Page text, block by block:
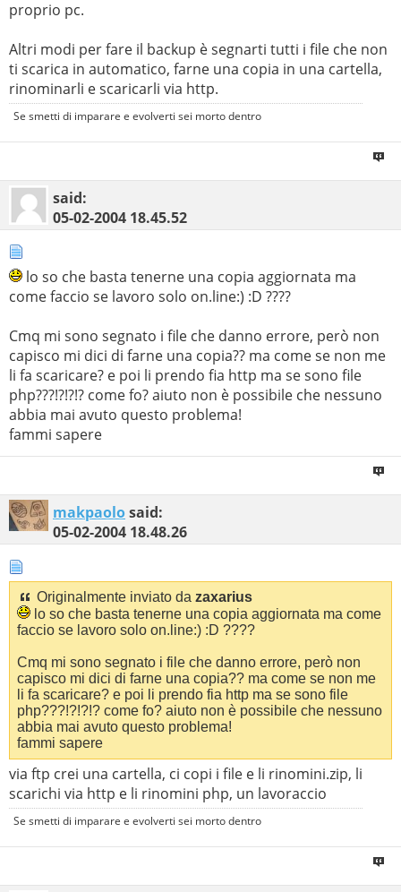
proprio pc.
Altri modi per fare il backup è segnarti tutti i file che non
ti scarica in automatico, farne una copia in una cartella,
rinominarli e scaricarli via http.
Se smetti di imparare e evolverti sei morto dentro
said:
05-02-2004 18.45.52
lo so che basta tenerne una copia aggiornata ma
come faccio se lavoro solo on.line:) :D ????
Cmq mi sono segnato i file che danno errore, però non
capisco mi dici di farne una copia?? ma come se non me
li fa scaricare? e poi li prendo fia http ma se sono file
php???!?!?!? come fo? aiuto non è possibile che nessuno
abbia mai avuto questo problema!
fammi sapere
makpaolosaid:
05-02-2004 18.48.26
Originalmente inviato da zaxarius
lo so che basta tenerne una copia aggiornata ma come
faccio se lavoro solo on.line:) :D ????
Cmq mi sono segnato i file che danno errore, però non
capisco mi dici di farne una copia?? ma come se non me
li fa scaricare? e poi li prendo fia http ma se sono file
php???!?!?!? come fo? aiuto non è possibile che nessuno
abbia mai avuto questo problema!
fammi sapere
via ftp crei una cartella, ci copi i file e li rinomini.zip, li
scarichi via http e li rinomini php, un lavoraccio
Se smetti di imparare e evolverti sei morto dentro